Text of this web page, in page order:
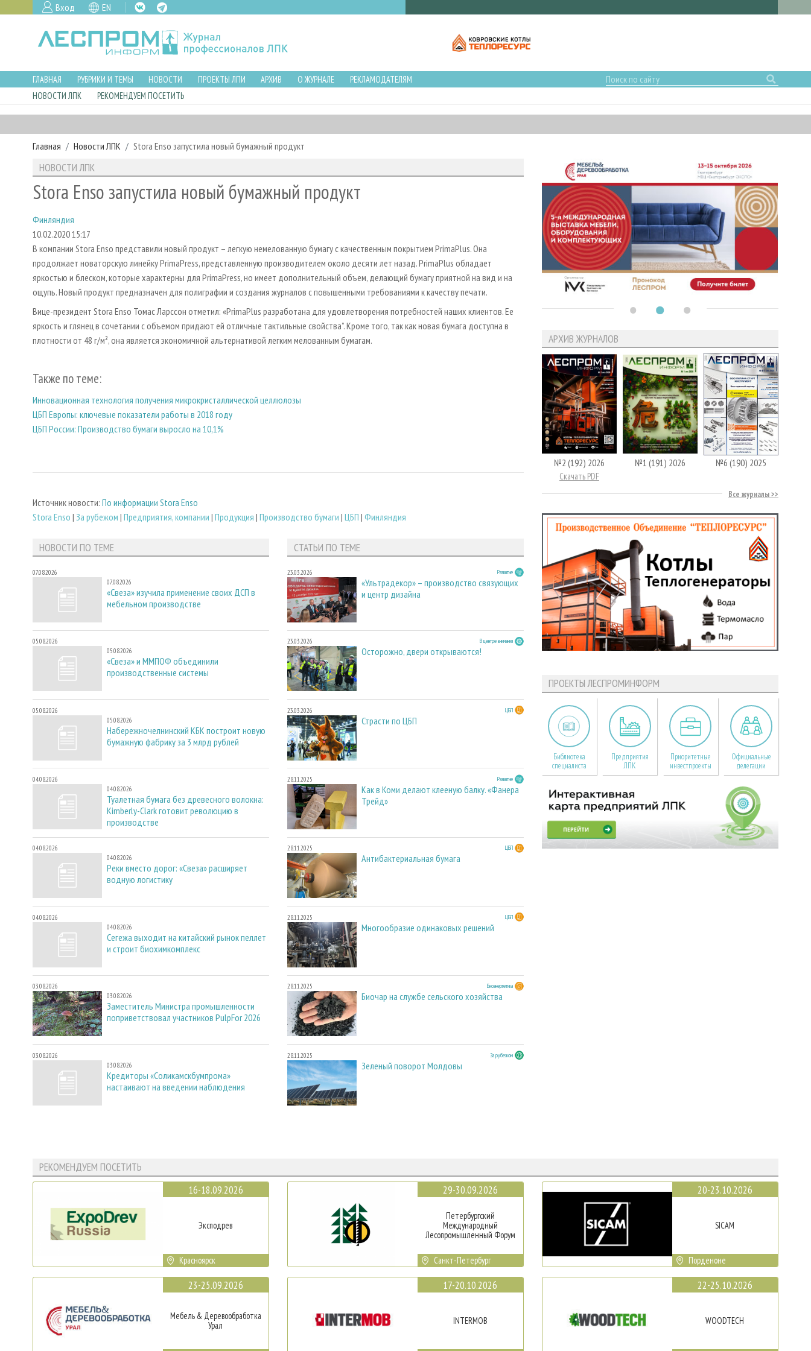
Вход EN
ГЛАВНАЯ РУБРИКИ И ТЕМЫ НОВОСТИ ПРОЕКТЫ ЛПИ АРХИВ О ЖУРНАЛЕ
РЕКЛАМОДАТЕЛЯМ
НОВОСТИ ЛПК
РЕКОМЕНДУЕМ ПОСЕТИТЬ
Главная Новости ЛПК Stora Enso запустила новый бумажный продукт
НОВОСТИ ЛПК
Stora Enso запустила новый бумажный продукт
Финляндия
10.02.2020 15:17
В компании Stora Enso представили новый продукт – легкую немелованную бумагу с качественным покрытием PrimaPlus. Она
продолжает новаторскую линейку PrimaPress, представленную производителем около десяти лет назад. PrimaPlus обладает
яркостью и блеском, которые характерны для PrimaPress, но имеет дополнительный объем, делающий бумагу приятной на вид и на
ощупь. Новый продукт предназначен для полиграфии и создания журналов с повышенными требованиями к качеству печати.
Вице-президент Stora Enso Томас Ларссон отметил: «PrimaPlus разработана для удовлетворения потребностей наших клиентов. Ее
яркость и глянец в сочетании с объемом придают ей отличные тактильные свойства”. Кроме того, так как новая бумага доступна в
плотности от 48 г/м², она является экономичной альтернативой легким мелованным бумагам.
Также по теме:
Инновационная технология получения микрокристаллической целлюлозы
ЦБП Европы: ключевые показатели работы в 2018 году
ЦБП России: Производство бумаги выросло на 10,1%
Источник новости: По информации Stora Enso
Stora Enso | За рубежом | Предприятия, компании | Продукция | Производство бумаги | ЦБП | Финляндия
НОВОСТИ ПО ТЕМЕ
07.08.2026
07.08.2026
«Свеза» изучила применение своих ДСП в
мебельном производстве
05.08.2026
05.08.2026
«Свеза» и ММПОФ объединили
производственные системы
05.08.2026
05.08.2026
Набережночелнинский КБК построит новую
бумажную фабрику за 3 млрд рублей
04.08.2026
04.08.2026
Туалетная бумага без древесного волокна:
Kimberly-Clark готовит революцию в
производстве
04.08.2026
04.08.2026
Реки вместо дорог: «Свеза» расширяет
водную логистику
04.08.2026
04.08.2026
Сегежа выходит на китайский рынок пеллет
и строит биохимкомплекс
03.08.2026
03.08.2026
Заместитель Министра промышленности
поприветствовал участников PulpFor 2026
03.08.2026
03.08.2026
Кредиторы «Соликамскбумпрома»
настаивают на введении наблюдения
СТАТЬИ ПО ТЕМЕ
23.03.2026 Развитие
«Ультрадекор» – производство связующих
и центр дизайна
23.03.2026 В центре внимания
Осторожно, двери открываются!
23.03.2026 ЦБП
Страсти по ЦБП
28.11.2025 Развитие
Как в Коми делают клееную балку. «Фанера
Трейд»
28.11.2025 ЦБП
Антибактериальная бумага
28.11.2025 ЦБП
Многообразие одинаковых решений
28.11.2025 Биоэнергетика
Биочар на службе сельского хозяйства
28.11.2025 За рубежом
Зеленый поворот Молдовы
АРХИВ ЖУРНАЛОВ
№2 (192) 2026
Скачать PDF
№1 (191) 2026 №6 (190) 2025
Все журналы
ПРОЕКТЫ ЛЕСПРОМИНФОРМ
Библиотека
специалиста
Предприятия
ЛПК
Приоритетные
инвестпроекты
Официальные
делегации
РЕКОМЕНДУЕМ ПОСЕТИТЬ
16-18.09.2026
Эксподрев
Красноярск
23-25.09.2026
Мебель & Деревообработка
Урал
29-30.09.2026
Петербургский
Международный
Лесопромышленный Форум
Санкт-Петербург
17-20.10.2026
INTERMOB
20-23.10.2026
SICAM
Порденоне
22-25.10.2026
WOODTECH